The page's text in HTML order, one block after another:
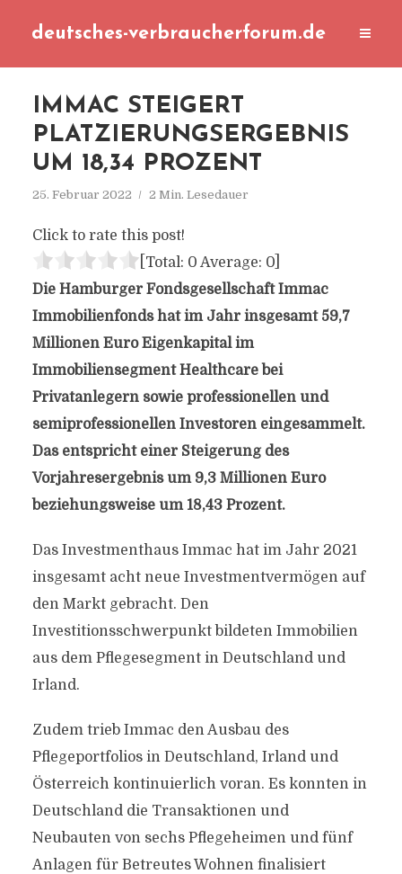
deutsches-verbraucherforum.de
IMMAC STEIGERT
PLATZIERUNGSERGEBNIS
UM 18,34 PROZENT
25. Februar 2022 2 Min. Lesedauer
Click to rate this post!
[Total: 0 Average: 0]
Die Hamburger Fondsgesellschaft Immac
Immobilienfonds hat im Jahr insgesamt 59,7
Millionen Euro Eigenkapital im
Immobiliensegment Healthcare bei
Privatanlegern sowie professionellen und
semiprofessionellen Investoren eingesammelt.
Das entspricht einer Steigerung des
Vorjahresergebnis um 9,3 Millionen Euro
beziehungsweise um 18,43 Prozent.
Das Investmenthaus Immac hat im Jahr 2021
insgesamt acht neue Investmentvermögen auf
den Markt gebracht. Den
Investitionsschwerpunkt bildeten Immobilien
aus dem Pflegesegment in Deutschland und
Irland.
Zudem trieb Immac den Ausbau des
Pflegeportfolios in Deutschland, Irland und
Österreich kontinuierlich voran. Es konnten in
Deutschland die Transaktionen und
Neubauten von sechs Pflegeheimen und fünf
Anlagen für Betreutes Wohnen finalisiert